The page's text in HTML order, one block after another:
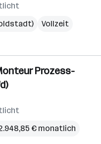
Vollzeit
Prozess-
€ monatlich